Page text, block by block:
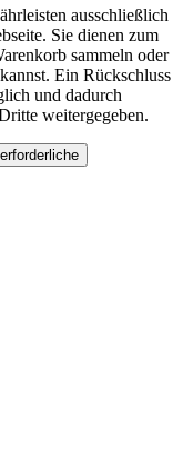
ausschließlich
Sie dienen zum
sammeln oder
Ein Rückschluss
und dadurch
weitergegeben.